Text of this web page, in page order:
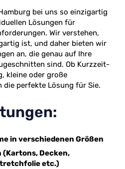
bei uns so einzigartig
Lösungen für
Wir verstehen,
ist, und daher bieten wir
an, die genau auf Ihre
sind. Ob Kurzzeit-
kleine oder große
die perfekte Lösung für Sie.
in verschiedenen Größen
Decken,
etc.)